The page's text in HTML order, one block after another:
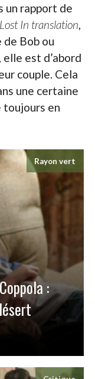
un rapport de
Lost In translation,
de Bob ou
est d’abord
couple. Cela
une certaine
toujours en
Rayon vert
: